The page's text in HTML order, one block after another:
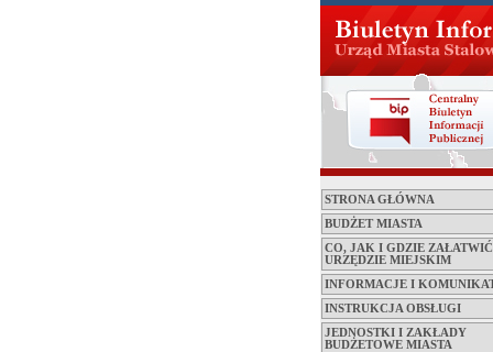
STRONA GŁÓWNA
BUDŻET MIASTA
CO, JAK I GDZIE
URZĘDZIE MIEJSKIM
INFORMACJE I
INSTRUKCJA OBSŁUGI
JEDNOSTKI I ZAKŁADY
BUDŻETOWE MIASTA